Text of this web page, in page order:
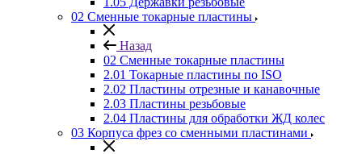
02 Сменные токарные пластины
Назад
02 Сменные токарные пластины
2.01 Токарные пластины по ISO
2.02 Пластины отрезные и канавочные
2.03 Пластины резьбовые
2.04 Пластины для обработки ЖД колес
03 Корпуса фрез со сменными пластинами